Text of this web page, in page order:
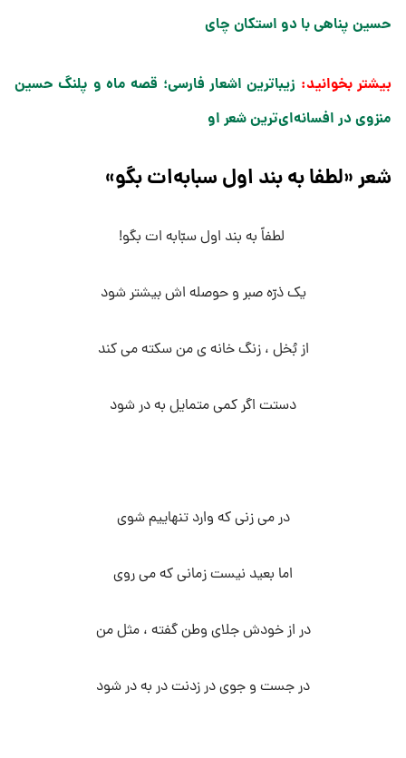
حسین پناهی با دو استکان چای
بیشتر بخوانید: زیباترین اشعار فارسی؛ قصه ماه و پلنگ حسین
منزوی در افسانه‌ای‌ترین شعر او
شعر «لطفا به بند اول سبابه‌ات بگو»
لطفاً به بند اول سبّابه ات بگو!
یک ذرّه صبر و حوصله اش بیشتر شود
از بُخل ، زنگ خانه ی من سکته می کند
دستت اگر کمی متمایل به در شود
در می زنی که وارد تنهاییم شوی
اما بعید نیست زمانی که می روی
در از خودش جلای وطن گفته ، مثل من
در جست و جوی در زدنت در به در شود